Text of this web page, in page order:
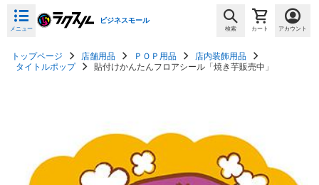
メニュー
ビジネスモール
検索 カート アカウント
トップページ 店舗用品 ＰＯＰ用品
店内装飾用品
タイトルポップ
貼付けかんたんフロアシール「焼き芋販売中」